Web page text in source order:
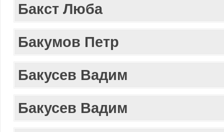
Бакст Люба
Бакумов Петр
Бакусев Вадим
Бакусев Вадим